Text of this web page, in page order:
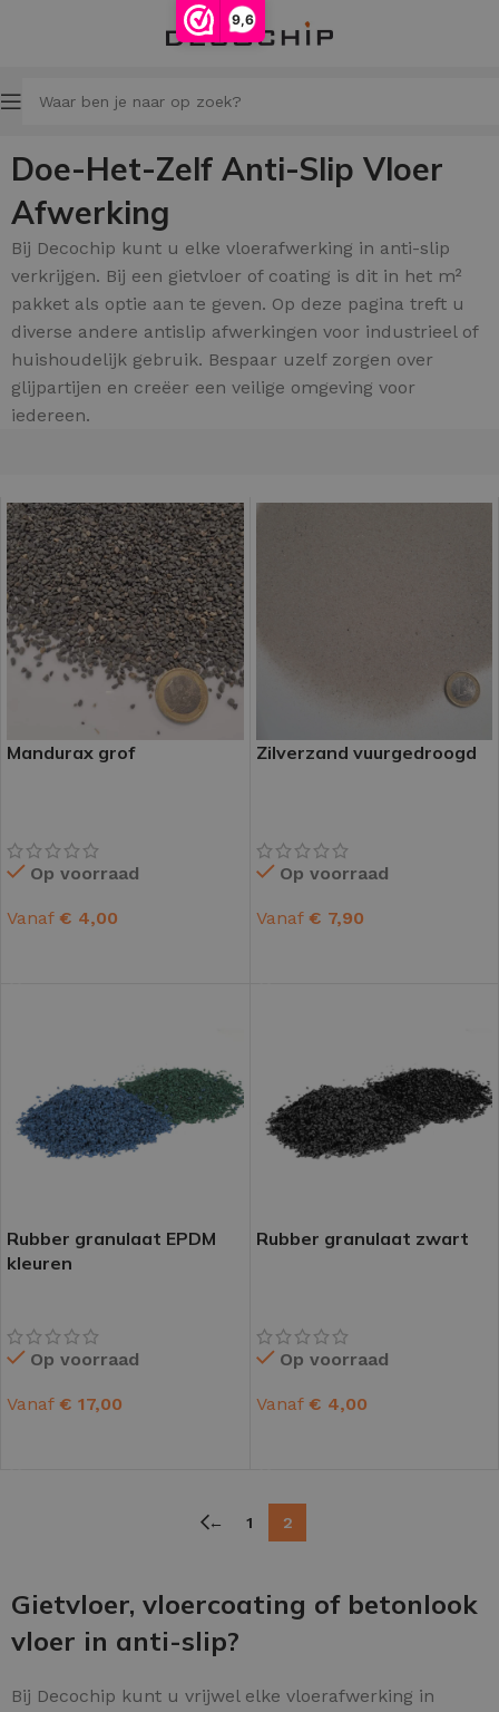
9,6
Doe-Het-Zelf Anti-Slip Vloer
Afwerking
Bij Decochip kunt u elke vloerafwerking in anti-slip
verkrijgen. Bij een gietvloer of coating is dit in het m²
pakket als optie aan te geven. Op deze pagina treft u
diverse andere antislip afwerkingen voor industrieel of
huishoudelijk gebruik. Bespaar uzelf zorgen over
glijpartijen en creëer een veilige omgeving voor
iedereen.
Mandurax grof
Op voorraad
Vanaf € 4,00
Zilverzand vuurgedroogd
Op voorraad
Vanaf € 7,90
Rubber granulaat EPDM
kleuren
Op voorraad
Vanaf € 17,00
Rubber granulaat zwart
Op voorraad
Vanaf € 4,00
← 1 2
Gietvloer, vloercoating of betonlook
vloer in anti-slip?
Bij Decochip kunt u vrijwel elke vloerafwerking in